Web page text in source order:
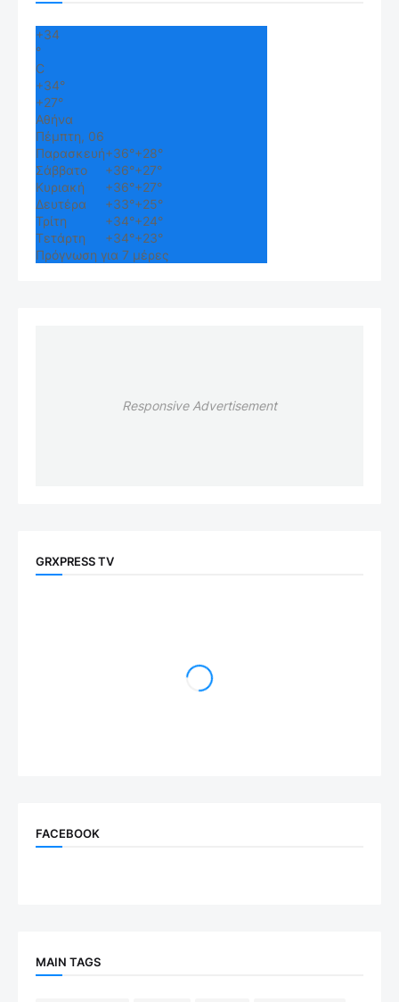
+34
°
C
+34°
+27°
Αθήνα
Πέμπτη, 06
Παρασκευή+36°+28°
Σάββατο
+36°+27°
Κυριακή
+36°+27°
Δευτέρα
+33°+25°
Τρίτη
+34°+24°
Τετάρτη
+34°+23°
Πρόγνωση για 7 μέρες
Responsive Advertisement
GRXPRESS TV
FACEBOOK
MAIN TAGS